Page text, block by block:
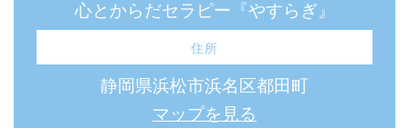
心とからだセラピー『やすらぎ』
住所
静岡県浜松市浜名区都田町
マップを見る